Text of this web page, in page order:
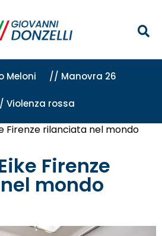
Meloni // Manovra 26
Violenza rossa
Firenze rilanciata nel mondo
Firenze
mondo